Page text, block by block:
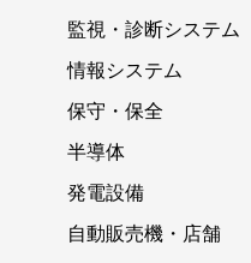
監視・診断システム
情報システム
保守・保全
半導体
発電設備
自動販売機・店舗